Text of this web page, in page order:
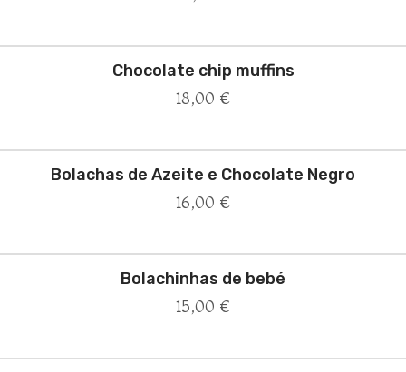
Chocolate chip muffins
18,00 €
Bolachas de Azeite e Chocolate Negro
16,00 €
Bolachinhas de bebé
15,00 €